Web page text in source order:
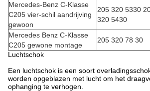
Mercedes-Benz C-Klasse
C205 vier-schil aandrijving
gewoon
205 320 5330
320 5430
Mercedes Benz C-Klasse
C205 gewone montage
205 320 78 30
Luchtschok
Een luchtschok is een soort
worden opgeblazen met lucht om het
ophanging te verhogen.